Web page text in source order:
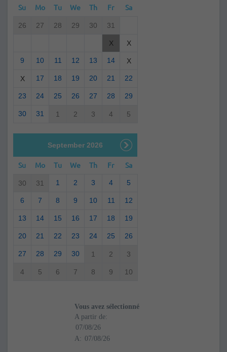
Su Mo Tu We Th Fr Sa
26 27 28 29 30 31
X X
9 10 11 12 13 14 X
X 17 18 19 20 21 22
23 24 25 26 27 28 29
30 31 1 2 3 4 5
September 2026
Su Mo Tu We Th Fr Sa
30 31 1 2 3 4 5
6 7 8 9 10 11 12
13 14 15 16 17 18 19
20 21 22 23 24 25 26
27 28 29 30 1 2 3
4 5 6 7 8 9 10
Vous avez sélectionné
A partir de:
A: